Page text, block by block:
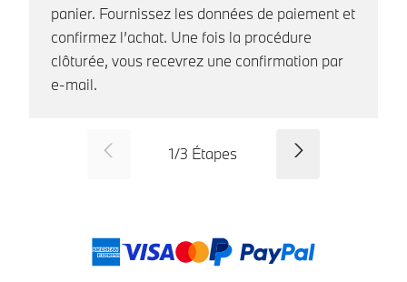
panier. Fournissez les données de paiement et
confirmez l’achat. Une fois la procédure
clôturée, vous recevrez une confirmation par
e-mail.
1/3 Étapes
Modes de